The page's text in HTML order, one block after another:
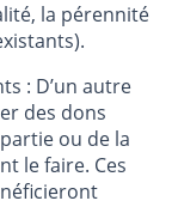
la pérennité
: D’un autre
des dons
ou de la
le faire. Ces